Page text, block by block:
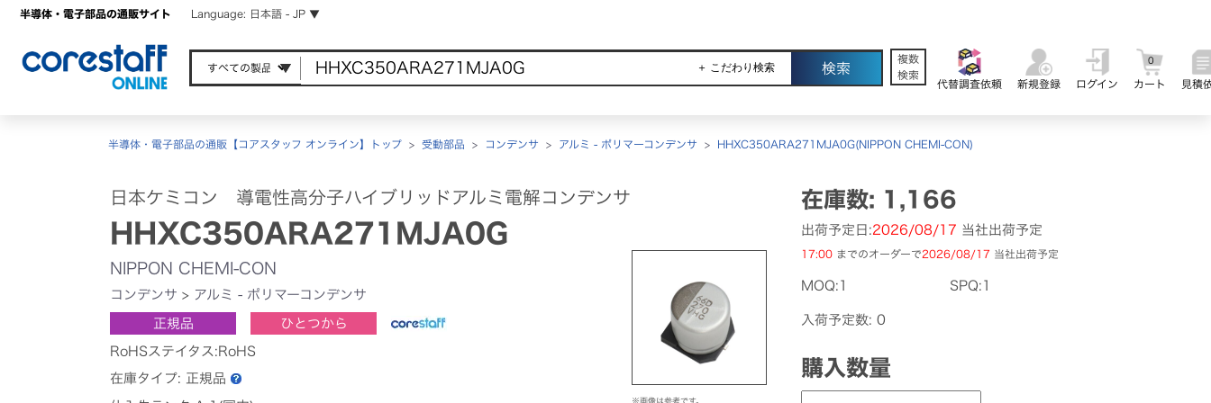
半導体・電子部品の通販サイト Language: 日本語 - JP ▼
＋ こだわり検索
複数
検索
代替調査依頼
新規登録 ログイン カート
0
見積
半導体・電子部品の通販【コアスタッフ オンライン】トップ > 受動部品 > コンデンサ > アルミ - ポリマーコンデンサ > HHXC350ARA271MJA0G(NIPPON CHEMI-CON)
日本ケミコン 導電性高分子ハイブリッドアルミ電解コンデンサ
HHXC350ARA271MJA0G
NIPPON CHEMI-CON
コンデンサ > アルミ - ポリマーコンデンサ
正規品 ひとつから
RoHSステイタス:RoHS
在庫タイプ: 正規品
※画像は参考です。
在庫数: 1,166
出荷予定日:2026/08/17 当社出荷予定
17:00までのオーダーで2026/08/17 当社出荷予定
MOQ:1 SPQ:1
入荷予定数: 0
購入数量